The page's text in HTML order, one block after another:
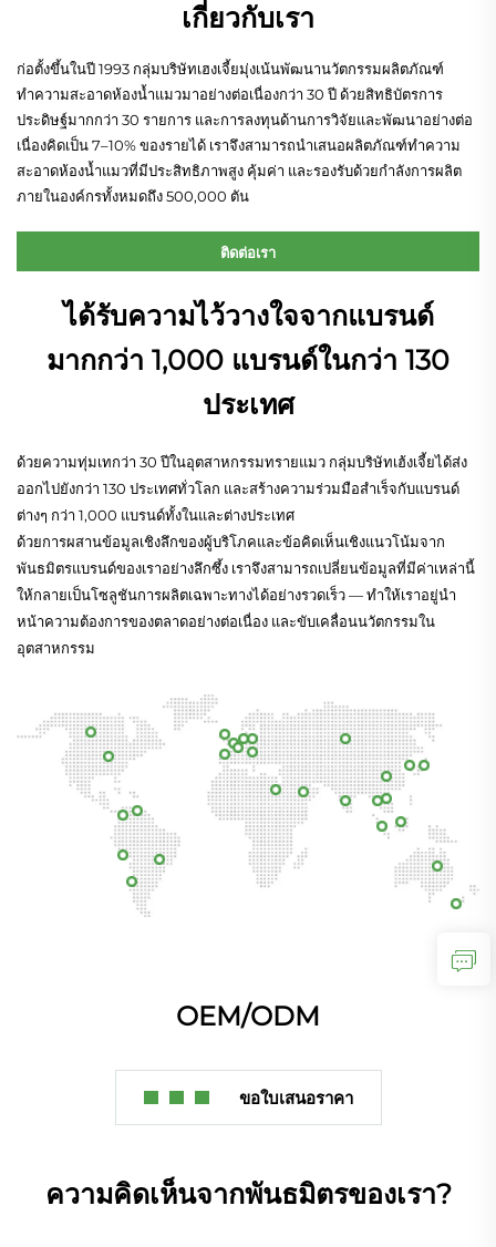
เกี่ยวกับเรา
ก่อตั้งขึ้นในปี 1993 กลุ่มบริษัทเฮงเจี้ยมุ่งเน้นพัฒนานวัตกรรมผลิตภัณฑ์
ทำความสะอาดห้องน้ำแมวมาอย่างต่อเนื่องกว่า 30 ปี ด้วยสิทธิบัตรการ
ประดิษฐ์มากกว่า 30 รายการ และการลงทุนด้านการวิจัยและพัฒนาอย่างต่อ
เนื่องคิดเป็น 7–10% ของรายได้ เราจึงสามารถนำเสนอผลิตภัณฑ์ทำความ
สะอาดห้องน้ำแมวที่มีประสิทธิภาพสูง คุ้มค่า และรองรับด้วยกำลังการผลิต
ภายในองค์กรทั้งหมดถึง 500,000 ตัน
ติดต่อเรา
ได้รับความไว้วางใจจากแบรนด์
มากกว่า 1,000 แบรนด์ในกว่า 130
ประเทศ
ด้วยความทุ่มเทกว่า 30 ปีในอุตสาหกรรมทรายแมว กลุ่มบริษัทเฮ้งเจี้ยได้ส่ง
ออกไปยังกว่า 130 ประเทศทั่วโลก และสร้างความร่วมมือสำเร็จกับแบรนด์
ต่างๆ กว่า 1,000 แบรนด์ทั้งในและต่างประเทศ
ด้วยการผสานข้อมูลเชิงลึกของผู้บริโภคและข้อคิดเห็นเชิงแนวโน้มจาก
พันธมิตรแบรนด์ของเราอย่างลึกซึ้ง เราจึงสามารถเปลี่ยนข้อมูลที่มีค่าเหล่านี้
ให้กลายเป็นโซลูชันการผลิตเฉพาะทางได้อย่างรวดเร็ว — ทำให้เราอยู่นำ
หน้าความต้องการของตลาดอย่างต่อเนื่อง และขับเคลื่อนนวัตกรรมใน
อุตสาหกรรม
OEM/ODM
ขอใบเสนอราคา
ความคิดเห็นจากพันธมิตรของเรา?